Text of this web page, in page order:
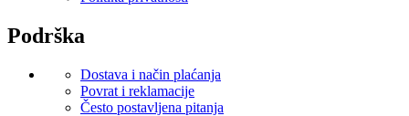
Podrška
Dostava i način plaćanja
Povrat i reklamacije
Često postavljena pitanja